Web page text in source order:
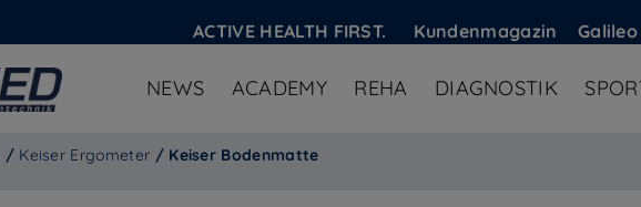
ACTIVE HEALTH FIRST. Kundenmagazin Galileo
NEWS ACADEMY REHA DIAGNOSTIK
/ Keiser Ergometer / Keiser Bodenmatte